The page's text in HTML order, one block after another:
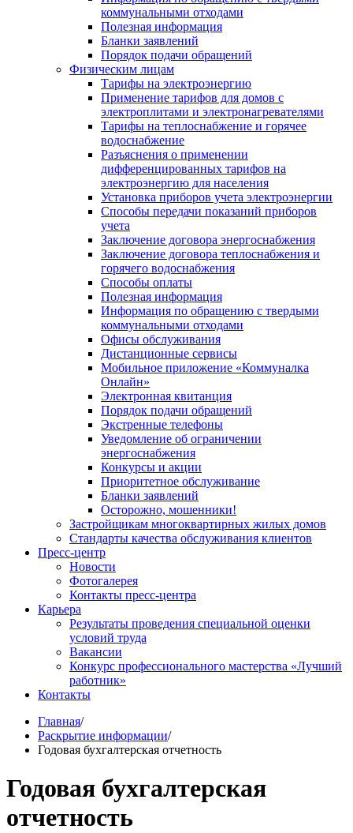
коммунальными отходами
Полезная информация
Бланки заявлений
Порядок подачи обращений
Физическим лицам
Тарифы на электроэнергию
Применение тарифов для домов с
электроплитами и электронагревателями
Тарифы на теплоснабжение и горячее
водоснабжение
Разъяснения о применении
дифференцированных тарифов на
электроэнергию для населения
Установка приборов учета электроэнергии
Способы передачи показаний приборов
учета
Заключение договора энергоснабжения
Заключение договора теплоснабжения и
горячего водоснабжения
Способы оплаты
Полезная информация
Информация по обращению с твердыми
коммунальными отходами
Офисы обслуживания
Дистанционные сервисы
Мобильное приложение «Коммуналка
Онлайн»
Электронная квитанция
Порядок подачи обращений
Экстренные телефоны
Уведомление об ограничении
энергоснабжения
Конкурсы и акции
Приоритетное обслуживание
Бланки заявлений
Осторожно, мошенники!
Застройщикам многоквартирных жилых домов
Стандарты качества обслуживания клиентов
Пресс-центр
Новости
Фотогалерея
Контакты пресс-центра
Карьера
Результаты проведения специальной оценки
условий труда
Вакансии
Конкурс профессионального мастерства «Лучший
работник»
Контакты
Главная/
Раскрытие информации/
Годовая бухгалтерская отчетность
Годовая бухгалтерская
отчетность